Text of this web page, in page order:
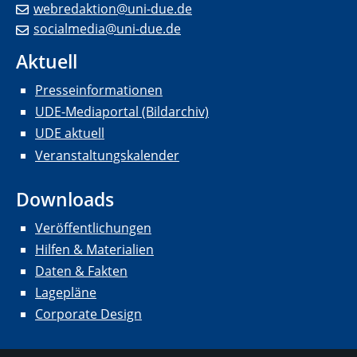
webredaktion@uni-due.de
socialmedia@uni-due.de
Aktuell
Presseinformationen
UDE-Mediaportal (Bildarchiv)
UDE aktuell
Veranstaltungskalender
Downloads
Veröffentlichungen
Hilfen & Materialien
Daten & Fakten
Lagepläne
Corporate Design